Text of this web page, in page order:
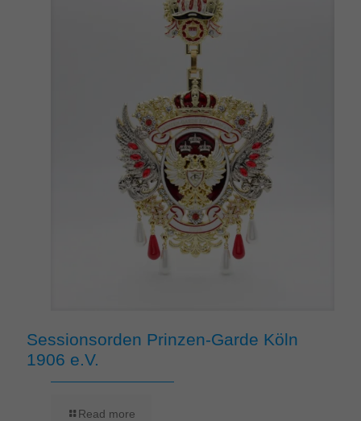
Sessionsorden Prinzen-Garde Köln
1906 e.V.
Read more